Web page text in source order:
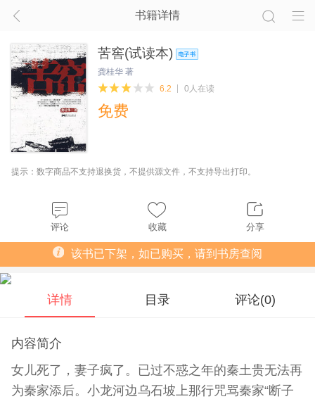
书籍详情
苦窖(试读本)
龚桂华 著
6.2
0人在读
免费
提示：数字商品不支持退换货，不提供源文件，不支持导出打印。
评论 收藏 分享
该书已下架，如已购买，请到书房查阅
详情 目录 评论(0)
内容简介
女儿死了，妻子疯了。已过不惑之年的秦土贵无法再
为秦家添后。小龙河边乌石坡上那行咒骂秦家“断子